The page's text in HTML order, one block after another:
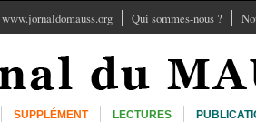
www.jornaldomauss.org Qui sommes-nous ?
SUPPLÉMENT LECTURES